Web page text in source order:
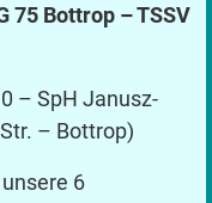
75 Bottrop – TSSV
– SpH Janusz-
– Bottrop)
6